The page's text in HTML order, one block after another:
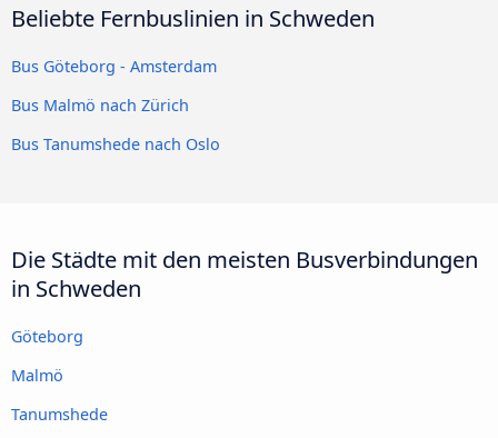
Beliebte Fernbuslinien in Schweden
Bus Göteborg - Amsterdam
Bus Malmö nach Zürich
Bus Tanumshede nach Oslo
Die Städte mit den meisten Busverbindungen
in Schweden
Göteborg
Malmö
Tanumshede